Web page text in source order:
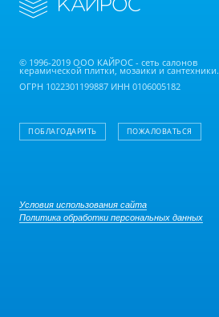
© 1996-2019 ООО КАЙРОС - сеть салонов
керамической плитки, мозаики и сантехники.
ОГРН 1022301199887 ИНН 0106005182
ПОБЛАГОДАРИТЬ ПОЖАЛОВАТЬСЯ
Условия использования сайта
Политика обработки персональных данных